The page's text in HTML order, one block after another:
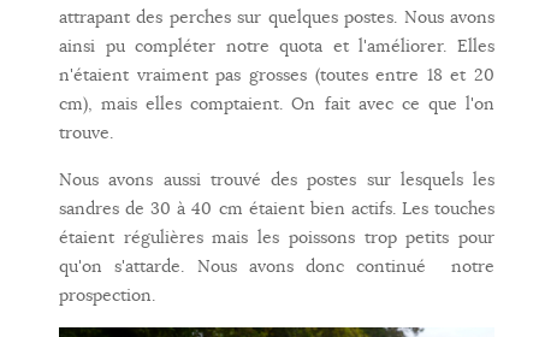
attrapant des perches sur quelques postes. Nous avons
ainsi pu compléter notre quota et l'améliorer. Elles
n'étaient vraiment pas grosses (toutes entre 18 et 20
cm), mais elles comptaient. On fait avec ce que l'on
trouve.
Nous avons aussi trouvé des postes sur lesquels les
sandres de 30 à 40 cm étaient bien actifs. Les touches
étaient régulières mais les poissons trop petits pour
qu'on s'attarde. Nous avons donc continué notre
prospection.